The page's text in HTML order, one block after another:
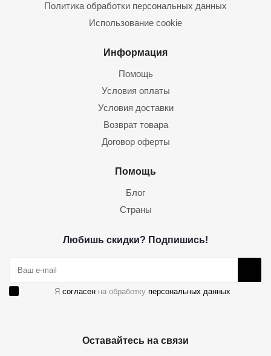
Политика обработки персональных данных
Использование cookie
Информация
Помощь
Условия оплаты
Условия доставки
Возврат товара
Договор оферты
Помощь
Блог
Страны
Любишь скидки? Подпишись!
Я согласен на обработку персональных данных
Оставайтесь на связи